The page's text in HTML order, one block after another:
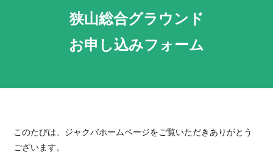
狭山総合グラウンド
お申し込みフォーム
このたびは、ジャクパホームページをご覧いただきありがとう
ございます。